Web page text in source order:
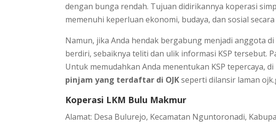
dengan bunga rendah. Tujuan didirikannya koperasi
memenuhi keperluan ekonomi, budaya, dan sosial
Namun, jika Anda hendak bergabung menjadi anggota
berdiri, sebaiknya teliti dan ulik informasi KSP tersebut.
Untuk memudahkan Anda menentukan KSP tepercaya,
pinjam yang terdaftar di OJKseperti dilansir laman
Koperasi LKM Bulu Makmur
Alamat: Desa Bulurejo, Kecamatan Nguntoronadi,